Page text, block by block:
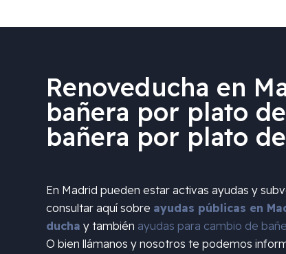
Renoveducha en
bañera por plato
bañera por plato
En Madrid pueden estar activas ayudas y
consultar aquí sobre ayudas públicas en
ducha y también ayudas para cambio de
O bien llámanos y nosotros te podemos